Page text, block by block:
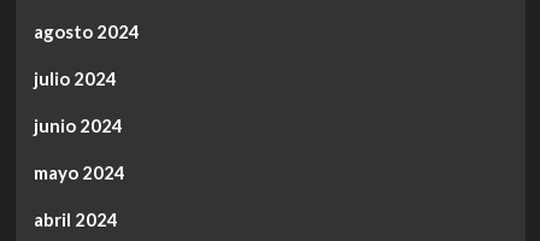
agosto 2024
julio 2024
junio 2024
mayo 2024
abril 2024